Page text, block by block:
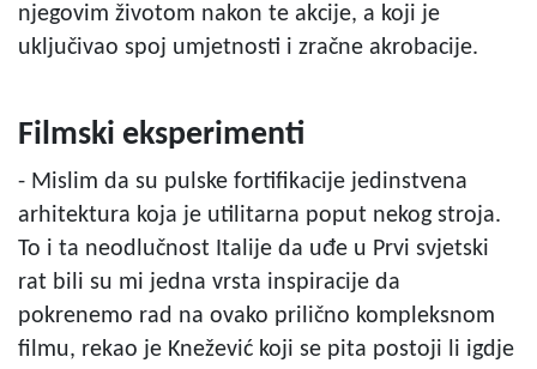
njegovim životom nakon te akcije, a koji je
uključivao spoj umjetnosti i zračne akrobacije.
Filmski eksperimenti
- Mislim da su pulske fortifikacije jedinstvena
arhitektura koja je utilitarna poput nekog stroja.
To i ta neodlučnost Italije da uđe u Prvi svjetski
rat bili su mi jedna vrsta inspiracije da
pokrenemo rad na ovako prilično kompleksnom
filmu, rekao je Knežević koji se pita postoji li igdje